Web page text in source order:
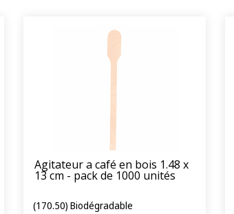
Agitateur a café en bois 1.48 x
13 cm - pack de 1000 unités
(170.50) Biodégradable